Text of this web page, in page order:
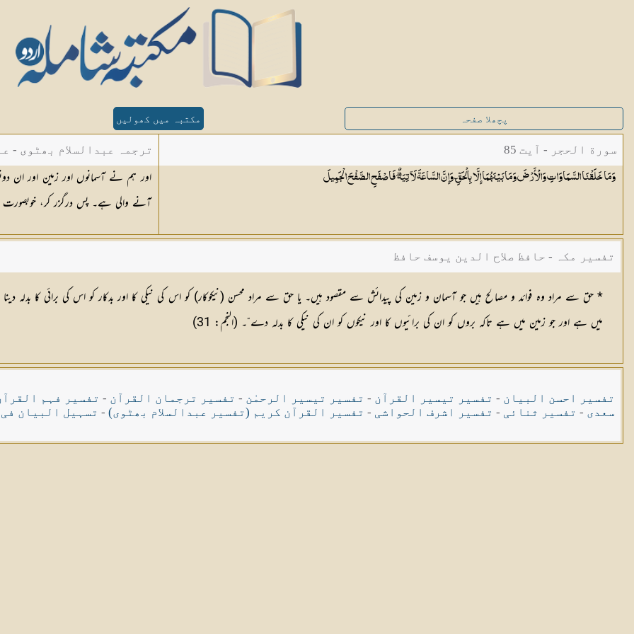
پچھلا صفحہ مکتبہ میں کھولیں
سورة الحجر - آیت 85
وَمَا خَلَقْنَا السَّمَاوَاتِ وَالْأَرْضَ وَمَا بَيْنَهُمَا إِلَّا بِالْحَقِّ ۗ وَإِنَّ السَّاعَةَ لَآتِيَةٌ ۖ فَاصْفَحِ الصَّفْحَالْجَمِيلَ
ترجمہ عبدالسلام بھٹوی -
اور ہم نے آسمانوں اور زمین اور ان
آنے والی ہے۔ پس درگزر کر، خوبصورت
تفسیر مکہ - حافظ صلاح الدین یوسف حافظ
* حق سے مراد وہ فوائد و مصالح ہیں جو آسمان و زمین کی پیدائش سے مقصود ہیں۔ یا حق سے مراد محسن (نیکوکار) کو اس کی نیکی کا اور بدکار کو اس کی برائی کا
میں ہے اور جو زمین میں ہے تاکہ بروں کو ان کی برائیوں کا اور نیکوں کو ان کی نیکی کا بدلہ دے“۔ (النجم: 31)
تفسیر احسن البیان - تفسیر تیسیر القرآن - تفسیر تیسیر الرحمٰن - تفسیر ترجمان القرآن - تفسیر فہم
سعدی - تفسیر ثنائی - تفسیر اشرف الحواشی - تفسیر القرآن کریم (تفسیر عبدالسلام بھٹوی) - تسہیل البیان